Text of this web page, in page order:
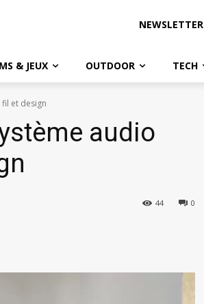
NEWSLETTER
& JEUX OUTDOOR TECH
fil et design
audio
0
44